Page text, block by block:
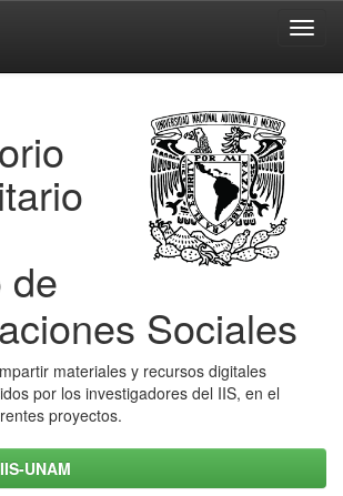
de
Sociales
materiales y recursos digitales
por los investigadores del IIS, en el
proyectos.
UNAM